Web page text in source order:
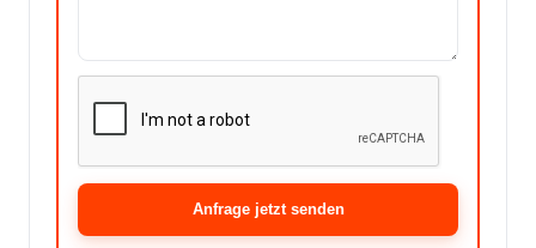
Anfrage jetzt senden